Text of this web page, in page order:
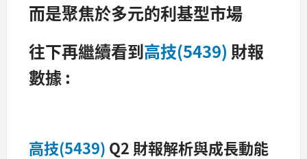
而是聚焦於多元的利基型市場
往下再繼續看到高技(5439) 財報
數據 :
高技(5439) Q2 財報解析與成長動能